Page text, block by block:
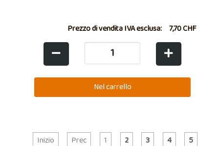
Prezzo di vendita IVA esclusa: 7,70 CHF
Inizio Prec 1 2 3 4 5